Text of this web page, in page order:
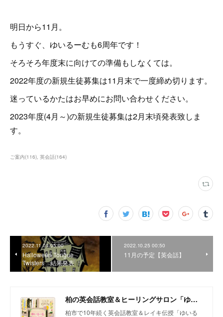
明日から11月。
もうすぐ、ゆいるーむも6周年です！
そろそろ年度末に向けての準備もしなくては。
2022年度の新規生徒募集は11月末で一度締め切ります。
迷っているかたはお早めにお問い合わせください。
2023年度(4月～)の新規生徒募集は2月末頃発表致しま
す。
ご案内(116) 英会話(164)
2022.11.01 05:00
Halloween Tongue
Twisters 結果発表
2022.10.25 00:50
11月の予定【英会話】
柏の英会話教室＆ヒーリングサロン「ゆいるーむ」
柏市で10年続く英会話教室＆レイキ伝授「ゆいる